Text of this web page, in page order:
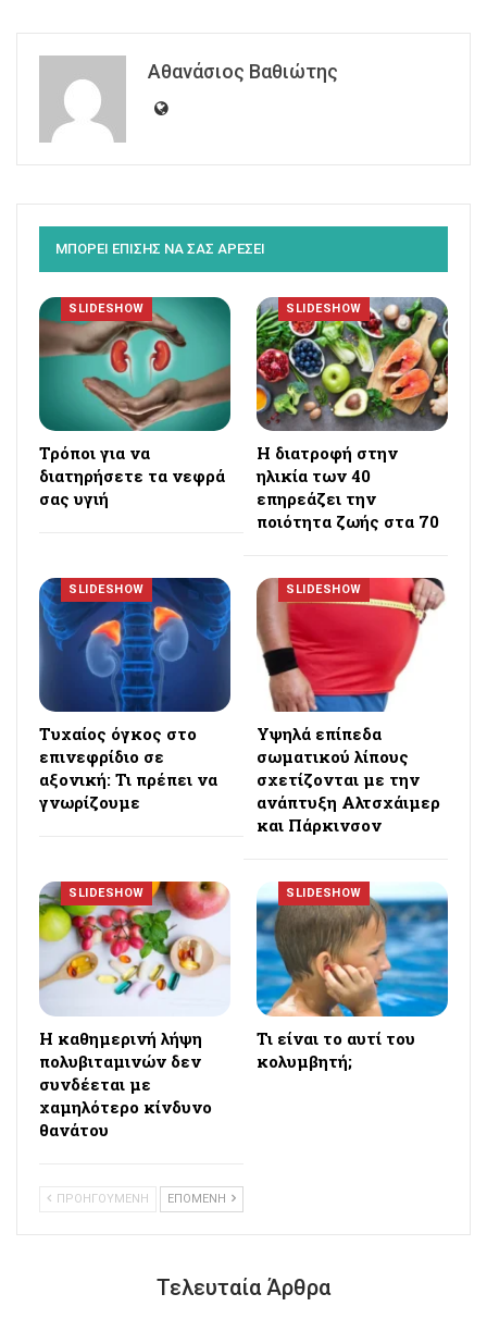
Αθανάσιος Βαθιώτης
ΜΠΟΡΕΙ ΕΠΙΣΗΣ ΝΑ ΣΑΣ ΑΡΕΣΕΙ
SLIDESHOW
Τρόποι για να
διατηρήσετε τα νεφρά
σας υγιή
SLIDESHOW
Η διατροφή στην
ηλικία των 40
επηρεάζει την
ποιότητα ζωής στα 70
SLIDESHOW
Τυχαίος όγκος στο
επινεφρίδιο σε
αξονική: Τι πρέπει να
γνωρίζουμε
SLIDESHOW
Υψηλά επίπεδα
σωματικού λίπους
σχετίζονται με την
ανάπτυξη Αλτσχάιμερ
και Πάρκινσον
SLIDESHOW
Η καθημερινή λήψη
πολυβιταμινών δεν
συνδέεται με
χαμηλότερο κίνδυνο
θανάτου
SLIDESHOW
Τι είναι το αυτί του
κολυμβητή;
ΠΡΟΗΓΟΥΜΕΝΗ ΕΠΟΜΕΝΗ
Τελευταία Άρθρα